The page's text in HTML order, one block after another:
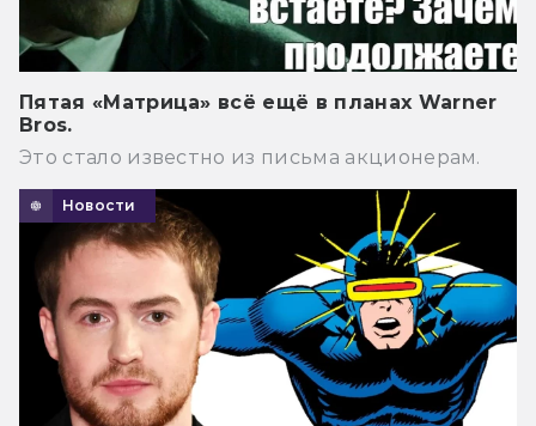
Пятая «Матрица» всё ещё в планах Warner
Bros.
Это стало известно из письма акционерам.
Новости